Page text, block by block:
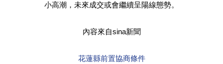
小高潮，未來成交或會繼續呈陽線態勢。
內容來自sina新聞
花蓮縣前置協商條件